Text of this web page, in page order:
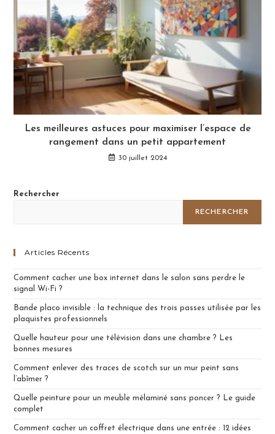
Les meilleures astuces pour maximiser l’espace de
rangement dans un petit appartement
30 juillet 2024
Rechercher
RECHERCHER
Articles Récents
Comment cacher une box internet dans le salon sans perdre le
signal Wi-Fi ?
Bande placo invisible : la technique des trois passes utilisée par les
plaquistes professionnels
Quelle hauteur pour une télévision dans une chambre ? Les
bonnes mesures
Comment enlever des traces de scotch sur un mur peint sans
l’abîmer ?
Quelle peinture pour un meuble mélaminé sans poncer ? Le guide
complet
Comment cacher un coffret électrique dans une entrée : 12 idées